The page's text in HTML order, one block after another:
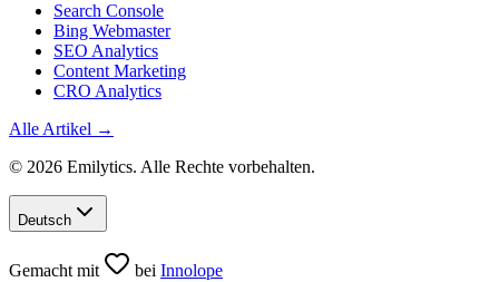
Search Console
Bing Webmaster
SEO Analytics
Content Marketing
CRO Analytics
Alle Artikel →
© 2026 Emilytics. Alle Rechte vorbehalten.
Deutsch
Gemacht mit bei Innolope